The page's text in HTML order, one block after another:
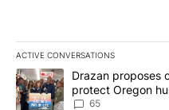
ACTIVE CONVERSATIONS
The following is a list of the
A trending article titled
Drazan proposes
protect Oregon
65